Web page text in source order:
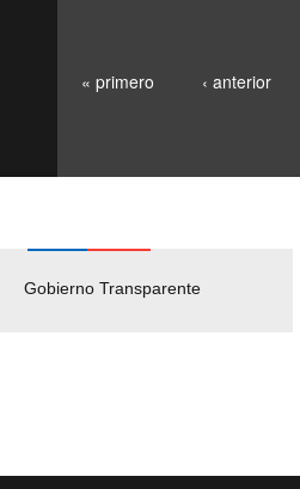
« primero ‹ anterior
Gobierno Transparente